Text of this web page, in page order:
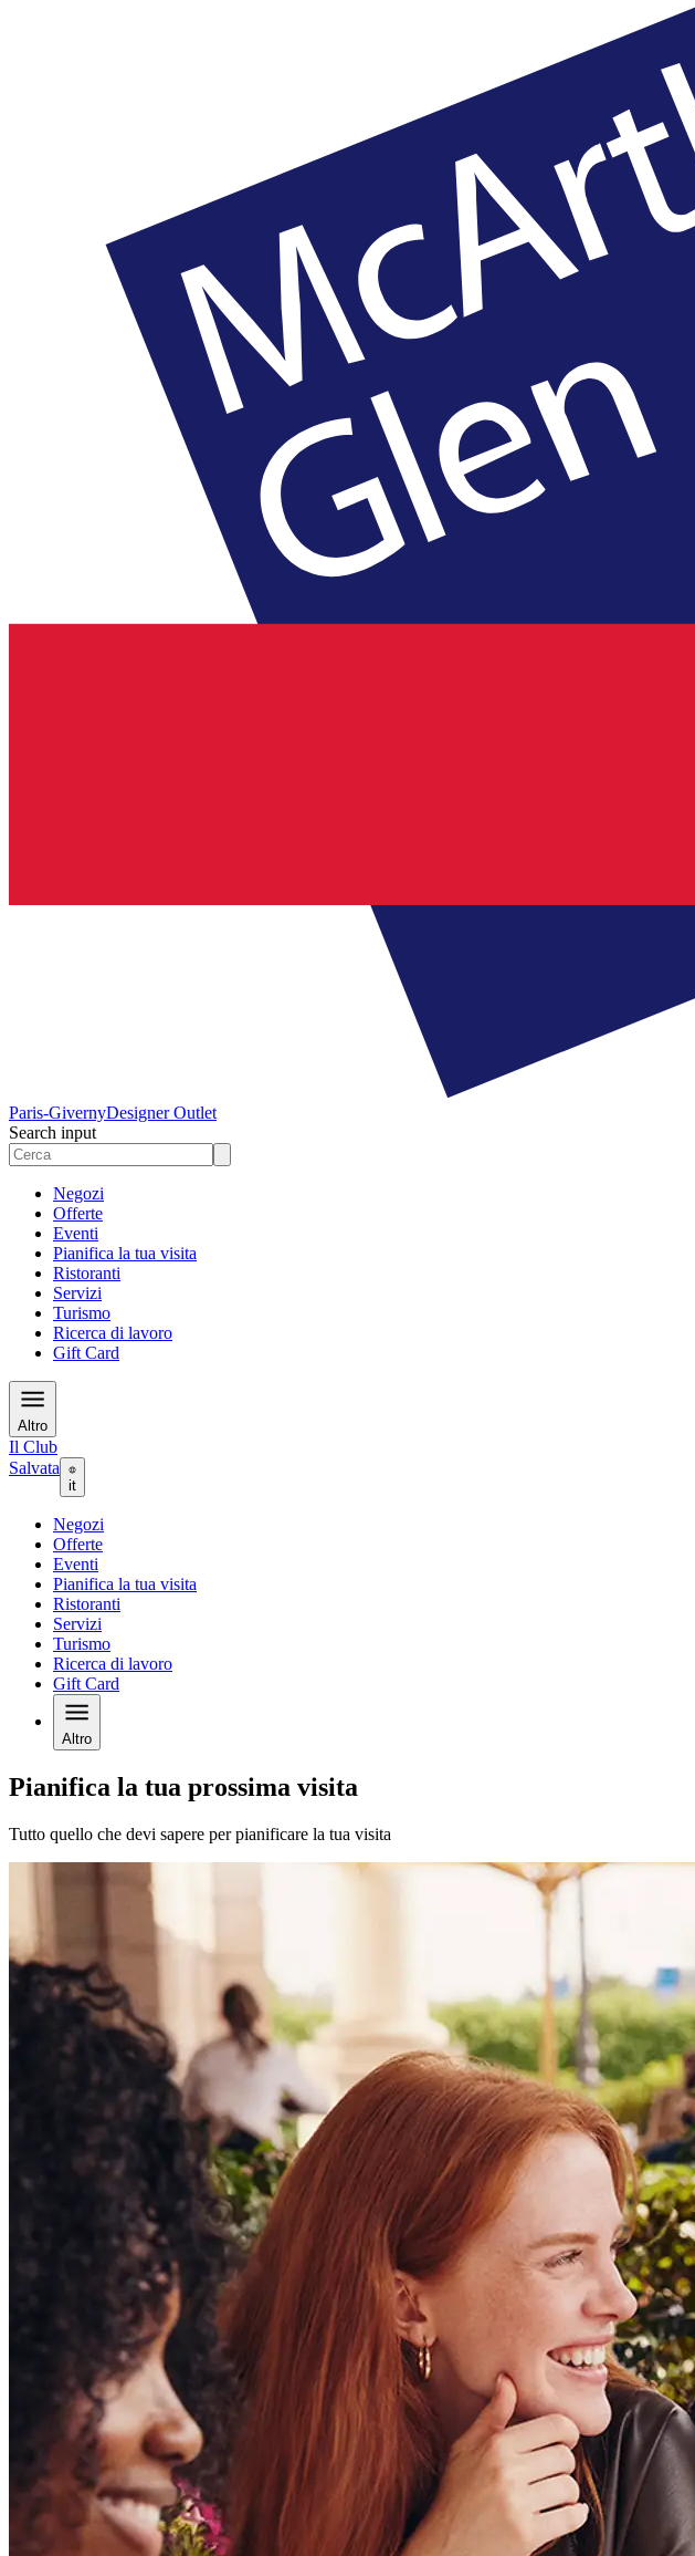
Paris-GivernyDesigner Outlet
Search input
Negozi
Offerte
Eventi
Pianifica la tua visita
Ristoranti
Servizi
Turismo
Ricerca di lavoro
Gift Card
Altro
Il Club
Salvata
it
Negozi
Offerte
Eventi
Pianifica la tua visita
Ristoranti
Servizi
Turismo
Ricerca di lavoro
Gift Card
Altro
Pianifica la tua prossima visita
Tutto quello che devi sapere per pianificare la tua visita